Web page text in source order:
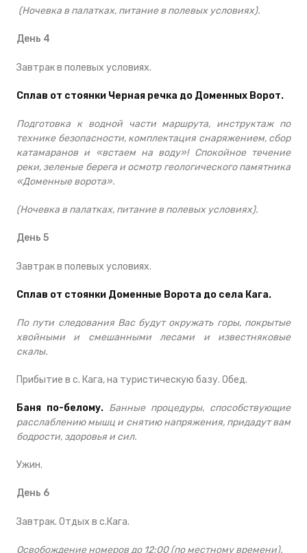
(Ночевка в палатках, питание в полевых условиях).
День 4
Завтрак в полевых условиях.
Сплав от стоянки Черная речка до Доменных Ворот.
Подготовка к водной части маршрута, инструктаж по
технике безопасности, комплектация снаряжением, сбор
катамаранов и «встаем на воду»! Спокойное течение
реки, зеленые берега и осмотр геологического памятника
«Доменные ворота».
(Ночевка в палатках, питание в полевых условиях).
День 5
Завтрак в полевых условиях.
Сплав от стоянки Доменные Ворота до села Кага.
По пути следования Вас будут окружать горы, покрытые
хвойными и смешанными лесами и известняковые
скалы.
Прибытие в с. Кага, на туристическую базу. Обед.
Баня по-белому. Банные процедуры, способствующие
расслаблению мышц и снятию напряжения, придадут вам
бодрости, здоровья и сил.
Ужин.
День 6
Завтрак. Отдых в с.Кага.
Освобождение номеров до 12:00 (по местному времени).